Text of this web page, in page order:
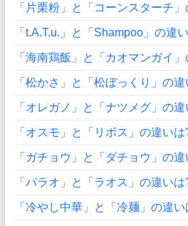
「片栗粉」と「コーンスターチ
「t.A.T.u.」と「Shampoo」の違
「海南鶏飯」と「カオマンガイ
「松かさ」と「松ぼっくり」の
「オレガノ」と「ナツメグ」の
「オスモ」と「リボス」の違いは
「ガチョウ」と「ダチョウ」の
「パラオ」と「ラオス」の違いは
「冷やし中華」と「冷麺」の違い